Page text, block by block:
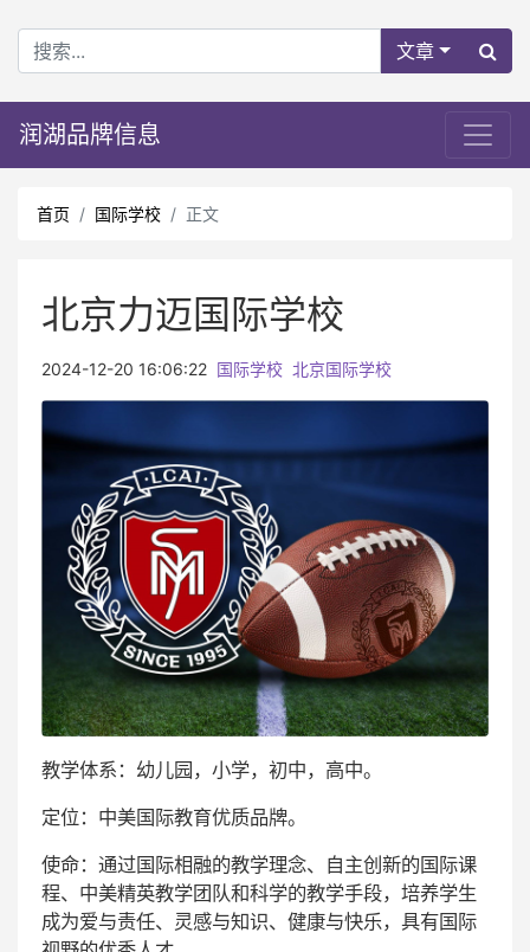
文章
润湖品牌信息
首页 国际学校 正文
北京力迈国际学校
2024-12-20 16:06:22 国际学校 北京国际学校
教学体系：幼儿园，小学，初中，高中。
定位：中美国际教育优质品牌。
使命：通过国际相融的教学理念、自主创新的国际课
程、中美精英教学团队和科学的教学手段，培养学生
成为爱与责任、灵感与知识、健康与快乐，具有国际